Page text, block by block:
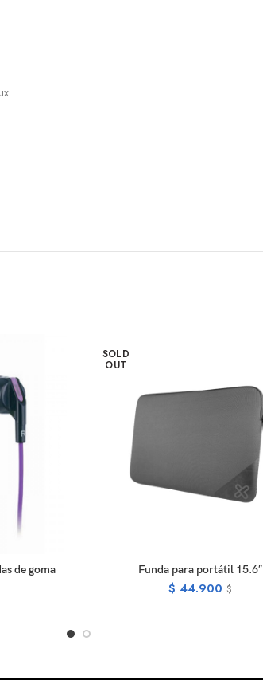
de goma
SOLD
OUT
READ MORE
Funda para portátil 15.6″
$ 44.900 $